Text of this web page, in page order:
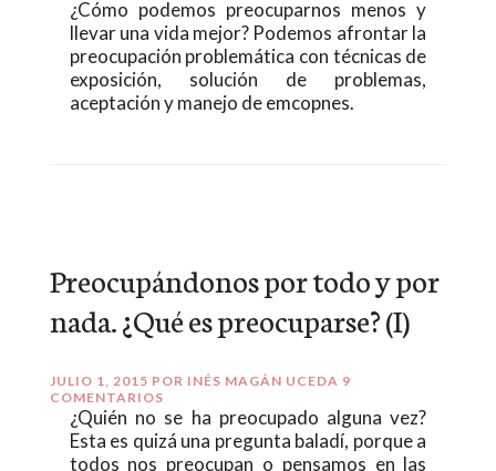
¿Cómo podemos preocuparnos menos y
llevar una vida mejor? Podemos afrontar la
preocupación problemática con técnicas de
exposición, solución de problemas,
aceptación y manejo de emcopnes.
Preocupándonos por todo y por
nada. ¿Qué es preocuparse? (I)
JULIO 1, 2015 POR INÉS MAGÁN UCEDA 9
COMENTARIOS
¿Quién no se ha preocupado alguna vez?
Esta es quizá una pregunta baladí, porque a
todos nos preocupan o pensamos en las